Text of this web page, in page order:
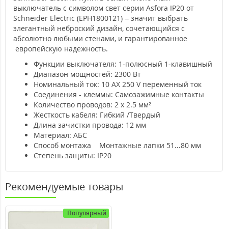
выключатель с символом свет серии Asfora IP20 от
Schneider Electric (EPH1800121) – значит выбрать
элегантный неброский дизайн, сочетающийся с
абсолютно любыми стенами, и гарантированное
европейскую надежность.
Функции выключателя: 1-полюсный 1-клавишный
Диапазон мощностей: 2300 Вт
Номинальный ток: 10 AX 250 V переменный ток
Соединения - клеммы: Самозажимные контакты
Количество проводов: 2 x 2.5 мм²
Жесткость кабеля: Гибкий /Твердый
Длина зачистки провода: 12 мм
Материал: АБС
Способ монтажа Монтажные лапки 51...80 мм
Степень защиты: IP20
Рекомендуемые товары
Популярный